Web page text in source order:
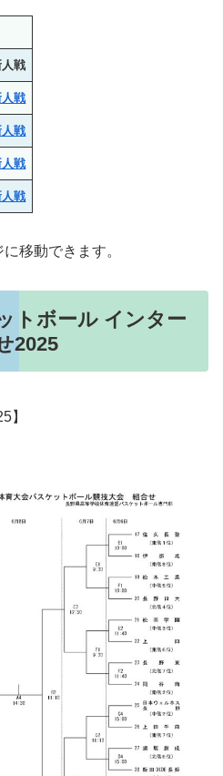
戦
戦
戦
戦
戦
移動できます。
トボール インター
2025
】